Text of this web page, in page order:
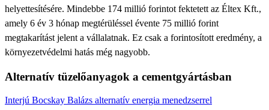
helyettesítésére. Mindebbe 174 millió forintot fektetett az Éltex Kft.,
amely 6 év 3 hónap megtérüléssel évente 75 millió forint
megtakarítást jelent a vállalatnak. Ez csak a forintosított eredmény, a
környezetvédelmi hatás még nagyobb.
Alternatív tüzelőanyagok a cementgyártásban
Interjú Bocskay Balázs alternatív energia menedzserrel